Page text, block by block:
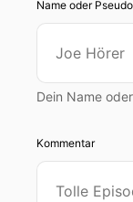
Name oder
Dein Name
Kommentar